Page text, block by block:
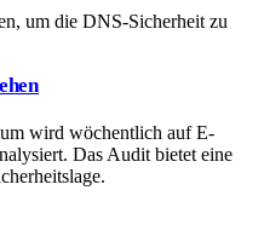
um die DNS-Sicherheit zu
wird wöchentlich auf E-
Das Audit bietet eine